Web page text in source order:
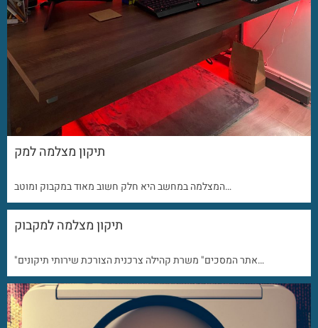
תיקון מצלמה למק
המצלמה במחשב היא חלק חשוב מאוד במקבוק ומוטב…
תיקון מצלמה למקבוק
"אתר המסכים" משרת קהילה צרכנית הצורכת שירותי תיקונים…